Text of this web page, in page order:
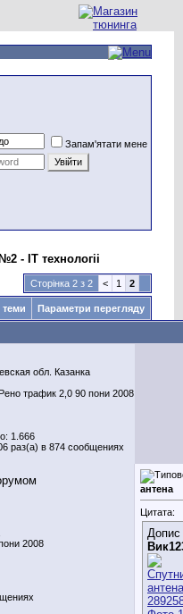
Запам'ятати мене
- IT технологіі
Сторінка 2 з 2 < 1 2
Параметри перегляду
обл. Казанка
трафик 2,0 90 пони 2008
1.666
раз(а) в 874 сообщениях
2008
антена
Цитата:
Допис